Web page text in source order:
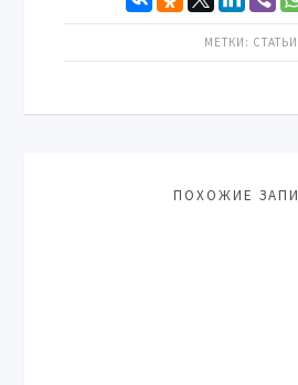
МЕТКИ: СТАТЬИ
ПОХОЖИЕ